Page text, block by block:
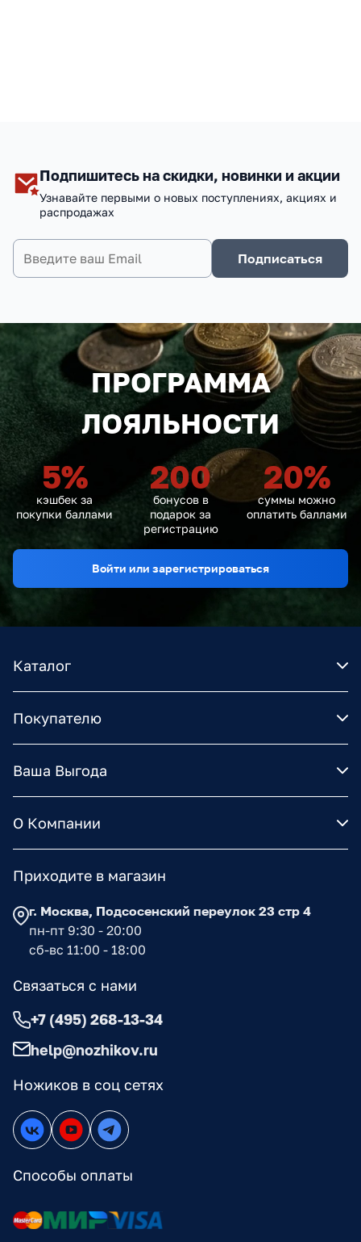
Подпишитесь на скидки, новинки и акции
Узнавайте первыми о новых поступлениях, акциях и
распродажах
Подписаться
ПРОГРАММА
ЛОЯЛЬНОСТИ
5%
кэшбек за
покупки баллами
200
бонусов в
подарок за
регистрацию
20%
суммы можно
оплатить баллами
Войти или зарегистрироваться
Каталог
Покупателю
Ваша Выгода
О Компании
Ножиков в соц сетях
Способы оплаты
Приходите в магазин
г. Москва, Подсосенский переулок 23 стр 4
пн-пт 9:30 - 20:00
сб-вс 11:00 - 18:00
Связаться с нами
+7 (495) 268-13-34
help@nozhikov.ru